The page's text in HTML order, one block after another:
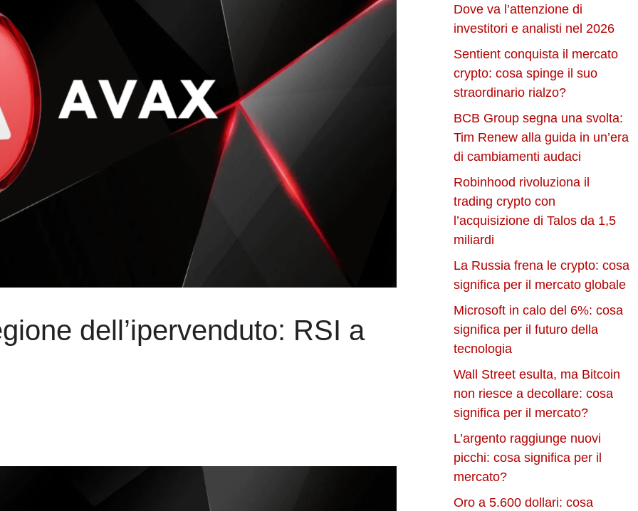
dell’ipervenduto: RSI a
Dove va l’attenzione di
investitori e analisti nel 2026
Sentient conquista il mercato
crypto: cosa spinge il suo
straordinario rialzo?
BCB Group segna una svolta:
Tim Renew alla guida in un’era
di cambiamenti audaci
Robinhood rivoluziona il
trading crypto con
l’acquisizione di Talos da 1,5
miliardi
La Russia frena le crypto: cosa
significa per il mercato globale
Microsoft in calo del 6%: cosa
significa per il futuro della
tecnologia
Wall Street esulta, ma Bitcoin
non riesce a decollare: cosa
significa per il mercato?
L’argento raggiunge nuovi
picchi: cosa significa per il
mercato?
Oro a 5.600 dollari: cosa